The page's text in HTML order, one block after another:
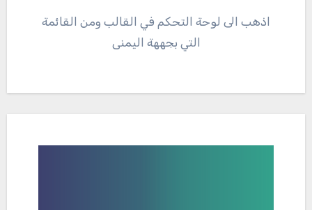
اذهب الى لوحة التحكم في القالب ومن القائمة
التي بجههة اليمنى